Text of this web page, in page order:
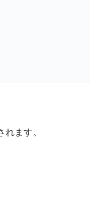
ます。